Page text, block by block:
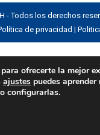
- Todos los derechos
de privacidad |
ofrecerte la mejor
ajustes puedes
configurarlas.